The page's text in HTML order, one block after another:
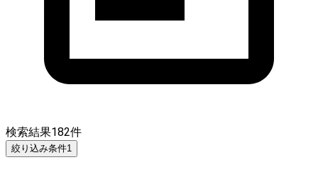
検索結果182件
絞り込み条件1